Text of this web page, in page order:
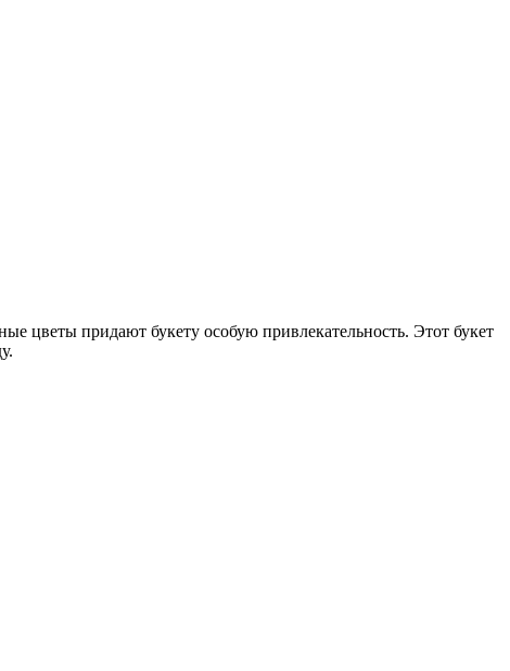
цветы придают букету особую привлекательность. Этот букет